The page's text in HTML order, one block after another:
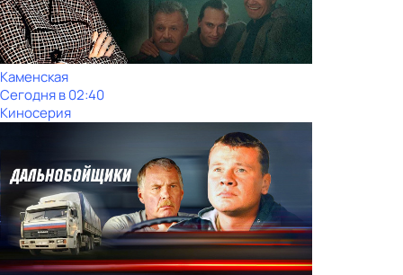
Каменская
Сегодня в 02:40
Киносерия